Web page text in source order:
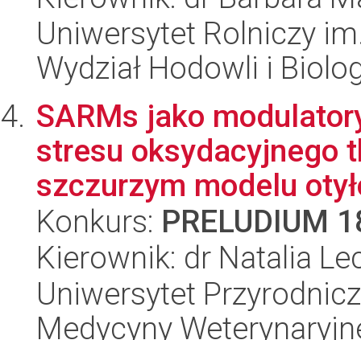
Uniwersytet Rolniczy
Wydział Hodowli i
SARMs jako
stresu oksydacyjnego
szczurzym modelu
Konkurs: PRELUDIUM
Kierownik: dr Natalia
Uniwersytet
Medycyny